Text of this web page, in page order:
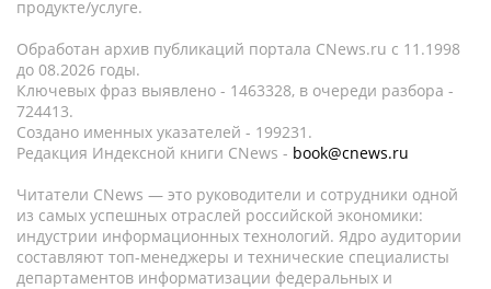
продукте/услуге.
Обработан архив публикаций портала CNews.ru c 11.1998
до 08.2026 годы.
Ключевых фраз выявлено - 1463328, в очереди разбора -
724413.
Создано именных указателей - 199231.
Редакция Индексной книги CNews - book@cnews.ru
Читатели CNews — это руководители и сотрудники одной
из самых успешных отраслей российской экономики:
индустрии информационных технологий. Ядро аудитории
составляют топ-менеджеры и технические специалисты
департаментов информатизации федеральных и